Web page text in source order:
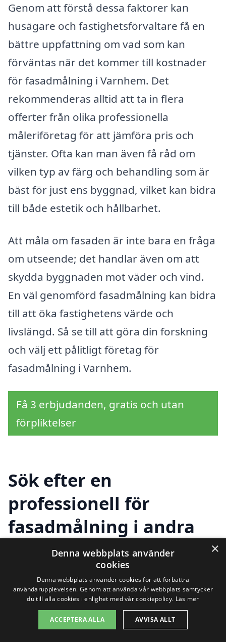
Genom att förstå dessa faktorer kan
husägare och fastighetsförvaltare få en
bättre uppfattning om vad som kan
förväntas när det kommer till kostnader
för fasadmålning i Varnhem. Det
rekommenderas alltid att ta in flera
offerter från olika professionella
måleriföretag för att jämföra pris och
tjänster. Ofta kan man även få råd om
vilken typ av färg och behandling som är
bäst för just ens byggnad, vilket kan bidra
till både estetik och hållbarhet.
Att måla om fasaden är inte bara en fråga
om utseende; det handlar även om att
skydda byggnaden mot väder och vind.
En väl genomförd fasadmålning kan bidra
till att öka fastighetens värde och
livslängd. Så se till att göra din forskning
och välj ett pålitligt företag för
fasadmålning i Varnhem.
Få 3 erbjudanden, gratis och utan
förpliktelser
Sök efter en
professionell för
fasadmålning i andra
städer nära Varnhem
Att hitta rätt hjälp för fasadmålning i
Varnhem kan vara en utmaning, men det
behöver inte vara svårt. Genom att
×
Denna webbplats använder
cookies
Denna webbplats använder cookies för att förbättra
användarupplevelsen. Genom att använda vår webbplats samtycker
du till alla cookies i enlighet med vår cookiepolicy. Läs mer
ACCEPTERA ALLA AVVISA ALLT